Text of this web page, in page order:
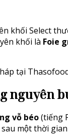
khối Select
khối là Foie
tại
nguyên
vỗ béo(tiếng
một thời